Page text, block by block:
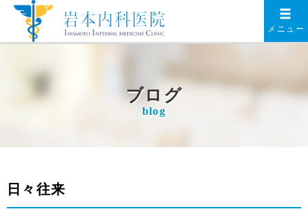
メニュー
ブログ
blog
日々往来